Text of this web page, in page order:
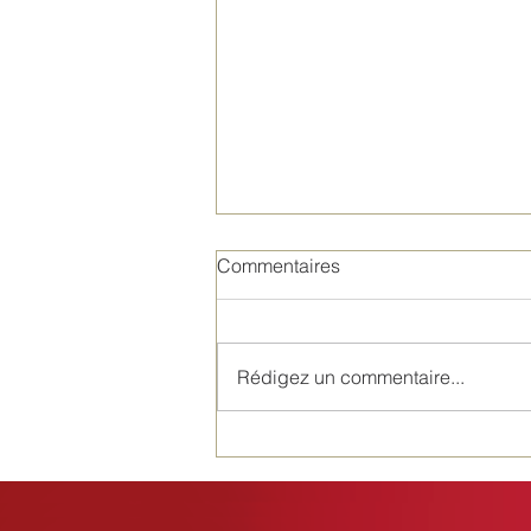
dentifrice - dangereux ou
Commentaires
Rédigez un commentaire...